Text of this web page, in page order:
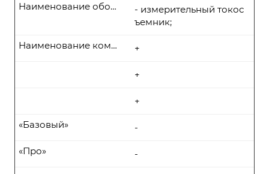
- измерительный токос
ъемник;
Наименование оборудования
+
Наименование комплекта поставки
+
+
-
«Базовый»
-
«Про»